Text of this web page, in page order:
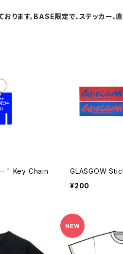
ります。BASE限定で、ステッカー
ー" Key Chain
GLASGOW
¥200